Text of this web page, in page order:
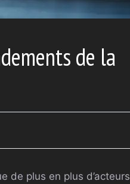
de la
de plus en plus d’acteurs